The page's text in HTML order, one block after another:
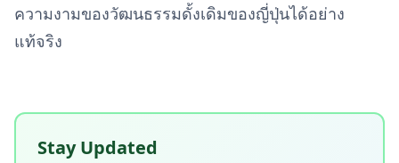
ความงามของวัฒนธรรมดั้งเดิมของญี่ปุ่นได้อย่าง
แท้จริง
Stay Updated